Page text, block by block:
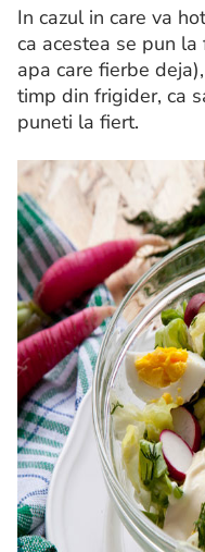
In cazul in care va
ca acestea se pun
apa care fierbe
timp din frigider, ca
puneti la fiert.